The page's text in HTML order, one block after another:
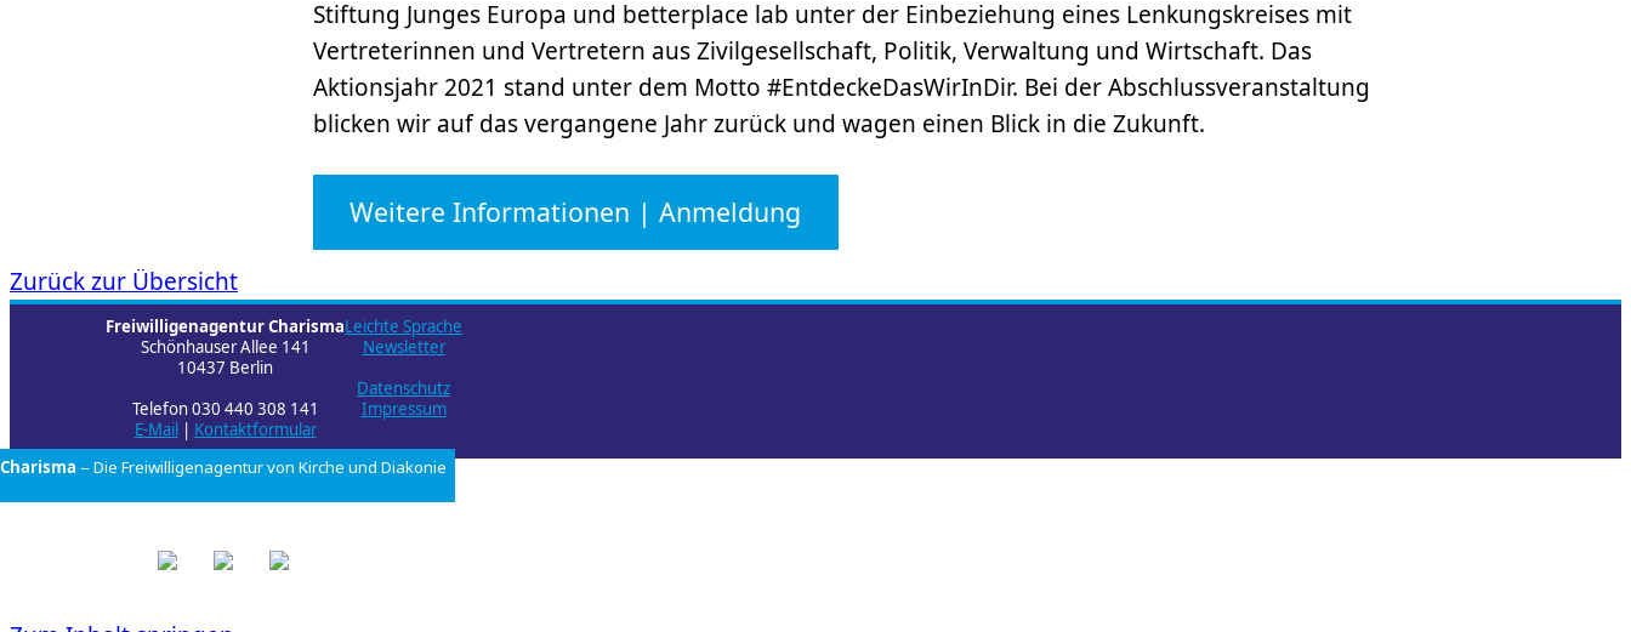
Stiftung Junges Europa und betterplace lab unter der Einbeziehung eines Lenkungskreises mit
Vertreterinnen und Vertretern aus Zivilgesellschaft, Politik, Verwaltung und Wirtschaft. Das
Aktionsjahr 2021 stand unter dem Motto #EntdeckeDasWirInDir. Bei der Abschlussveranstaltung
blicken wir auf das vergangene Jahr zurück und wagen einen Blick in die Zukunft.
Weitere Informationen | Anmeldung
Zurück zur Übersicht
Freiwilligenagentur Charisma
Schönhauser Allee 141
10437 Berlin
Telefon 030 440 308 141
E-Mail| Kontaktformular
Leichte Sprache
Newsletter
Datenschutz
Impressum
Charisma – Die Freiwilligenagentur von Kirche und Diakonie